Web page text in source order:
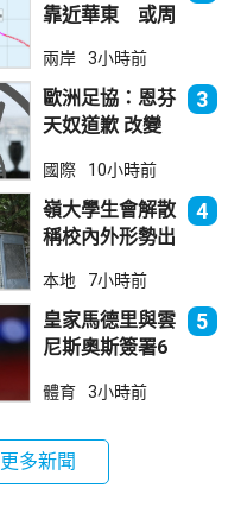
靠近華東 或周
兩岸 3小時前
歐洲足協：恩芬
天奴道歉 改變
立場
3
國際 10小時前
嶺大學生會解散
稱校內外形勢出
4
本地 7小時前
皇家馬德里與雲
尼斯奧斯簽署6
5
體育 3小時前
更多新聞